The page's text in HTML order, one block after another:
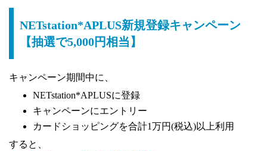
NETstation*APLUS新規登録キャンペーン
【抽選で5,000円相当】
キャンペーン期間中に、
NETstation*APLUSに登録
キャンペーンにエントリー
カードショッピングを合計1万円(税込)以上利用
すると、